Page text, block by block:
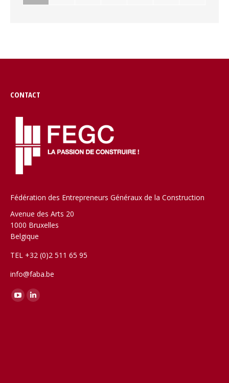
CONTACT
Fédération des Entrepreneurs Généraux de la Construction
Avenue des Arts 20
1000 Bruxelles
Belgique
TEL +32 (0)2 511 65 95
info@faba.be
Trouvez nous sur :
YouTubeLinkedIn